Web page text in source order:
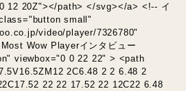
12 20Z"></path> </svg></a> <!-- イ
small"
video/player/7326780"
Wow Playerインタビュー
viewbox="0 0 22 22" > <path
2C6.48 2 2 6.48 2
22 22 17.52 22 12C22 6.48